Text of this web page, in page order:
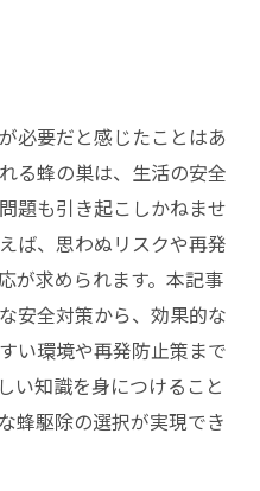
必要だと感じたことはあ
る蜂の巣は、生活の安全
題も引き起こしかねませ
ば、思わぬリスクや再発
が求められます。本記事
安全対策から、効果的な
い環境や再発防止策まで
い知識を身につけること
蜂駆除の選択が実現でき